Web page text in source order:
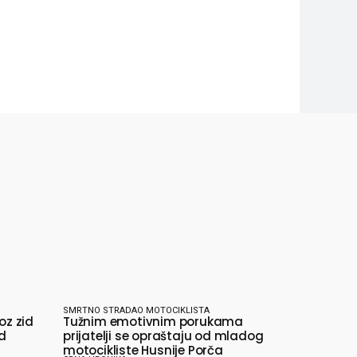
zid
SMRTNO STRADAO MOTOCIKLISTA
Tužnim emotivnim porukama
prijatelji se opraštaju od mladog
motocikliste Husnije Porča